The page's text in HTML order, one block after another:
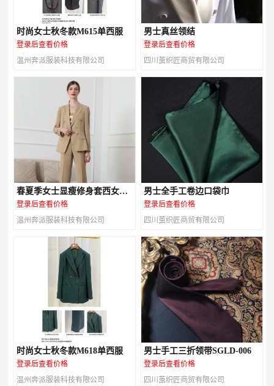
时尚女士秋冬款M615单西服
登录后查看价格
温州奔派服装科技有限公司
男士真丝领结
登录后查看价格
四川茧织匠商贸有限公司
春夏季女士显瘦修身套西女装
M616款
登录后查看价格
温州奔派服装科技有限公司
男士全手工卷边口袋巾
登录后查看价格
四川茧织匠商贸有限公司
时尚女士秋冬款M618单西服
登录后查看价格
温州奔派服装科技有限公司
男士手工三折领带SGLD-006
登录后查看价格
四川茧织匠商贸有限公司